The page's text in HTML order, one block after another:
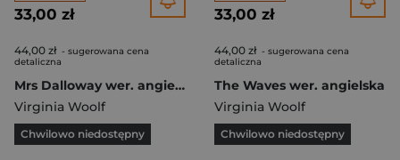
33,00 zł
44,00 zł - sugerowana cena
detaliczna
Mrs Dalloway wer. angielska
Virginia Woolf
Chwilowo niedostępny
33,00 zł
44,00 zł - sugerowana cena
detaliczna
The Waves wer. angielska
Virginia Woolf
Chwilowo niedostępny